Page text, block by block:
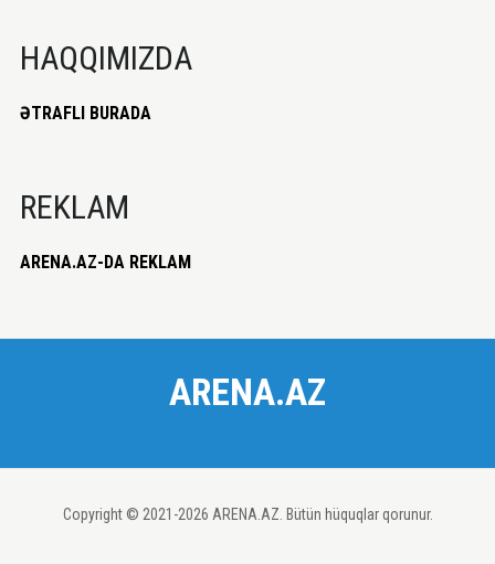
HAQQIMIZDA
ƏTRAFLI BURADA
REKLAM
ARENA.AZ-DA REKLAM
ARENA.AZ
Copyright © 2021-2026 ARENA.AZ. Bütün hüquqlar qorunur.